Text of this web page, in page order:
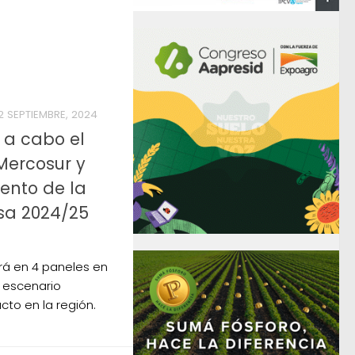
SEPTIEMBRE, 2024
a cabo el
y
de la
2024/25
en 4 paneles en
en la región.